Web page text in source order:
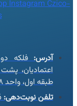
InstagramCzico-
آدرس:فلکه
اعتمادیان،
طبقه اول، واحد ۸
تلفن نوبت‌دهی:09029156306